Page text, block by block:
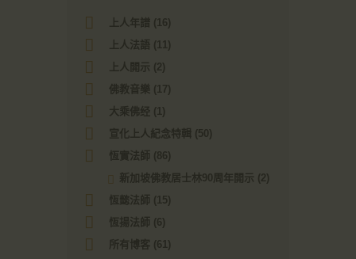
上人年譜 (16)
上人法語 (11)
上人開示 (2)
佛教音樂 (17)
大乘佛经 (1)
宣化上人紀念特輯 (50)
恆實法師 (86)
新加坡佛教居士林90周年開示 (2)
恆懿法師 (15)
恆揚法師 (6)
所有博客 (61)